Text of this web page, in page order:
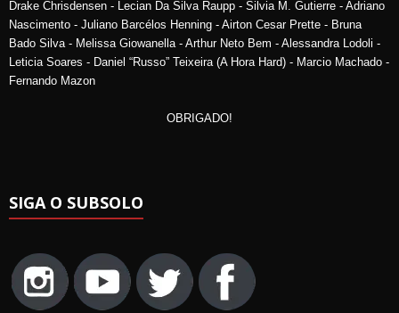
Drake Chrisdensen - Lecian Da Silva Raupp - Silvia M. Gutierre - Adriano
Nascimento - Juliano Barcélos Henning - Airton Cesar Prette - Bruna
Bado Silva - Melissa Giowanella - Arthur Neto Bem - Alessandra Lodoli -
Leticia Soares - Daniel “Russo” Teixeira (A Hora Hard) - Marcio Machado -
Fernando Mazon
OBRIGADO!
SIGA O SUBSOLO